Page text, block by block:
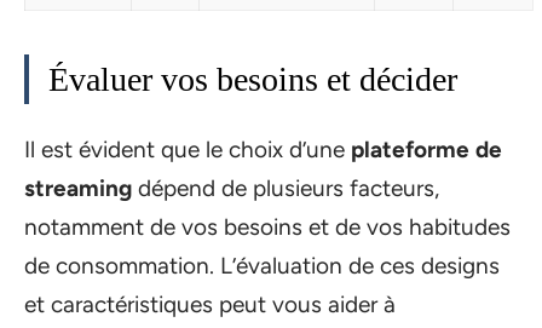
Évaluer vos besoins et décider
Il est évident que le choix d’une plateforme de
streaming dépend de plusieurs facteurs,
notamment de vos besoins et de vos habitudes
de consommation. L’évaluation de ces designs
et caractéristiques peut vous aider à